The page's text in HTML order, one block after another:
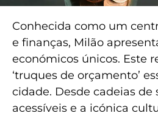
Conhecida como um
e finanças, Milão
económicos únicos. Este
‘truques de orçamento’
cidade. Desde cadeias de
acessíveis e a icónica